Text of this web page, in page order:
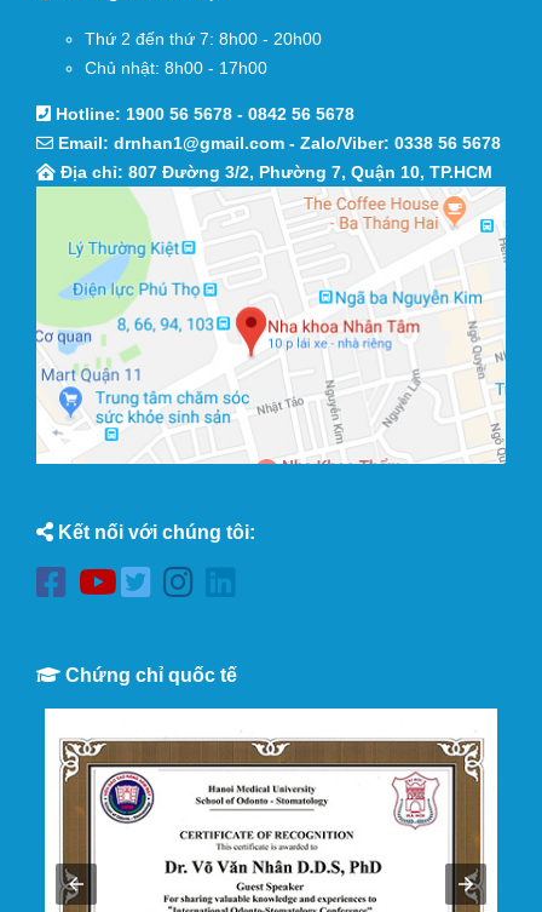
Thứ 2 đến thứ 7: 8h00 - 20h00
Chủ nhật: 8h00 - 17h00
Hotline: 1900 56 5678 - 0842 56 5678
Email: drnhan1@gmail.com - Zalo/Viber: 0338 56 5678
Địa chỉ: 807 Đường 3/2, Phường 7, Quận 10, TP.HCM
Kết nối với chúng tôi:
Chứng chỉ quốc tế